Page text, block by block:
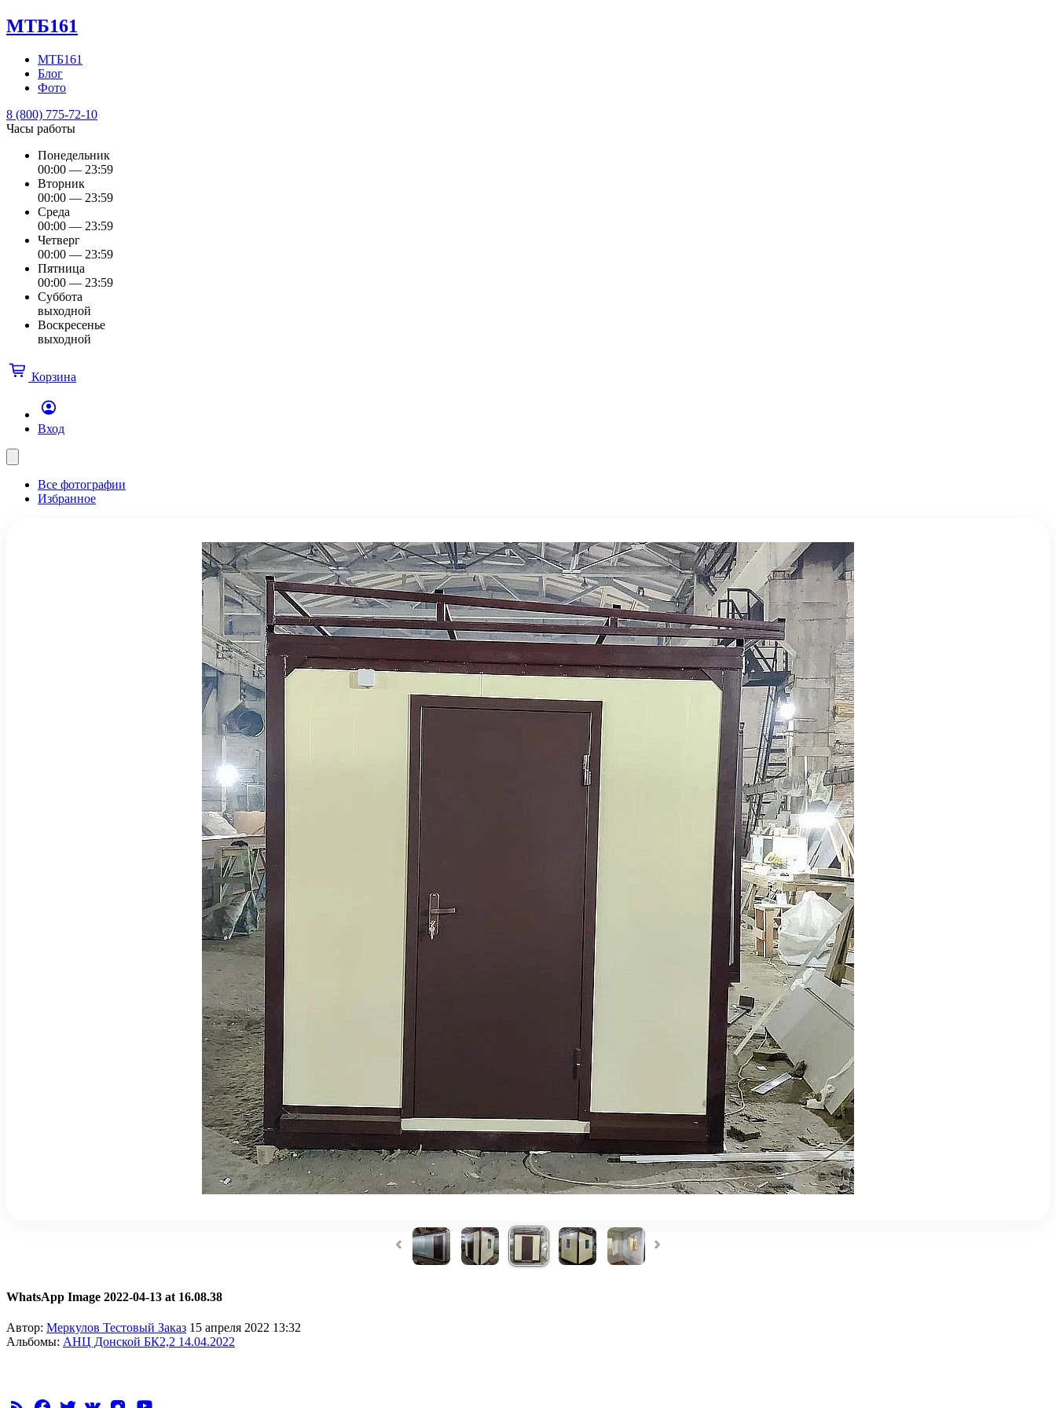
МТБ161
МТБ161
Блог
Фото
8 (800) 775-72-10
Часы работы
Понедельник
00:00 — 23:59
Вторник
00:00 — 23:59
Среда
00:00 — 23:59
Четверг
00:00 — 23:59
Пятница
00:00 — 23:59
Суббота
выходной
Воскресенье
выходной
Корзина
Вход
Все фотографии
Избранное
WhatsApp Image 2022-04-13 at 16.08.38
Автор: Меркулов Тестовый Заказ 15 апреля 2022 13:32
Альбомы: АНЦ Донской БК2,2 14.04.2022